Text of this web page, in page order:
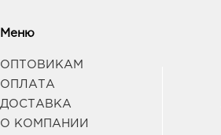
Меню
ОПТОВИКАМ
ОПЛАТА
ДОСТАВКА
О КОМПАНИИ